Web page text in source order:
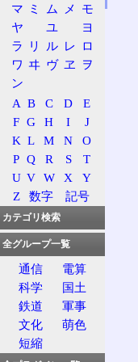
マ ミ ム メ
モ
ヤ
ユ
ヨ
ラ
リ ル レ ロ
ワ ヰ ヴ ヱ
ヲ
ン
A B C D
E
F G H I
J
K L M N
O
P Q R S
T
U V W X
Y
Z
数字 記号
カテゴリ検索
全グループ一覧
通信
電算
科学
国土
鉄道
軍事
文化
萌色
短縮